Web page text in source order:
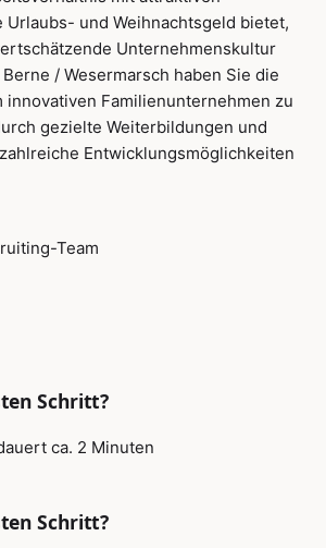
Urlaubs- und Weihnachtsgeld bietet,
Unternehmenskultur
/ Wesermarsch haben Sie die
innovativen Familienunternehmen zu
gezielte Weiterbildungen und
Entwicklungsmöglichkeiten
Team
Schritt?
ca. 2 Minuten
Schritt?